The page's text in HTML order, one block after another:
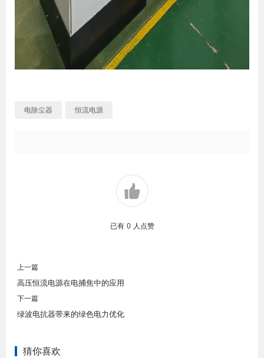
电除尘器 恒流电源
已有 0 人点赞
上一篇
高压恒流电源在电捕焦中的应用
下一篇
绿波电抗器带来的绿色电力优化
猜你喜欢